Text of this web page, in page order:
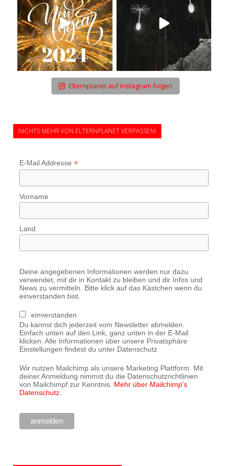
Elternplanet auf Instagram folgen
NICHTS MEHR VON ELTERNPLANET VERPASSEN!
E-Mail Addresse *
Vorname
Land
Deine angegebenen Informationen werden nur dazu
verwendet, mit dir in Kontakt zu bleiben und dir Infos und
News zu vermitteln. Bitte klick auf das Kästchen wenn du
einverstanden bist.
einverstanden
Du kannst dich jederzeit vom Newsletter abmelden.
Einfach unten auf den Link, ganz unten in der E-Mail
klicken. Alle Informationen über unsere Privatsphäre
Einstellungen findest du unter Datenschutz
Wir nutzen Mailchimp als unsere Marketing Plattform. Mit
deiner Anmeldung nimmst du die Datenschutzrichtlinien
von Mailchimpf zur Kenntnis. Mehr über Mailchimp's
Datenschutz.